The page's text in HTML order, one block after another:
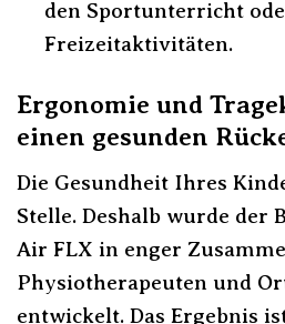
den Sportunterricht
Freizeitaktivitäten.
Ergonomie und
einen gesunden
Die Gesundheit Ihres
Stelle. Deshalb wurde der
Air FLX in enger
Physiotherapeuten und
entwickelt. Das Ergebnis